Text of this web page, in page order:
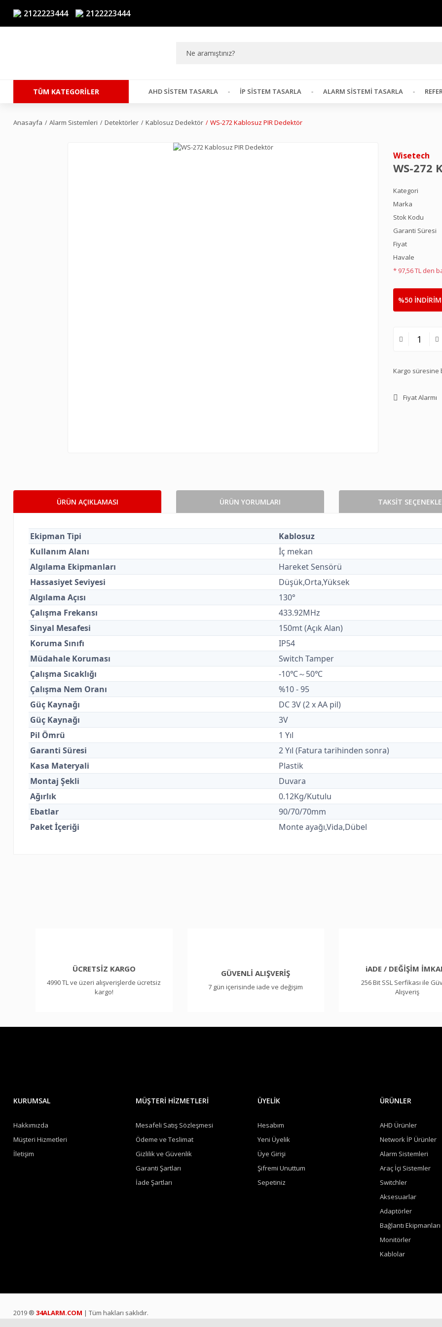
2122223444 2122223444
TÜM KATEGORİLER AHD SISTEM TASARLA İP SISTEM TASARLA ALARM SISTEMI TASARLA
Anasayfa Alarm Sistemleri Detektörler Kablosuz Dedektör WS-272 Kablosuz PIR Dedektör
Wisetech
WS-272
Kategori
Marka
Stok Kodu
Garanti Süresi
Fiyat
Havale
* 97,56 TL den
%50 İNDİRİM
Kargo süresine
Fiyat Alarmı
ÜRÜN AÇIKLAMASI ÜRÜN YORUMLARI TAKSİT
Ekipman Tipi
Kablosuz
Kullanım Alanı
İç mekan
Algılama Ekipmanları
Hareket Sensörü
Hassasiyet Seviyesi
Düşük,Orta,Yüksek
Algılama Açısı
130°
Çalışma Frekansı
433.92MHz
Sinyal Mesafesi
150mt (Açık Alan)
Koruma Sınıfı
IP54
Müdahale Koruması
Switch Tamper
Çalışma Sıcaklığı
-10℃～50℃
Çalışma Nem Oranı
%10 - 95
Güç Kaynağı
DC 3V (2 x AA pil)
Güç Kaynağı
3V
Pil Ömrü
1 Yıl
Garanti Süresi
2 Yıl (Fatura tarihinden sonra)
Kasa Materyali
Plastik
Montaj Şekli
Duvara
Ağırlık
0.12Kg/Kutulu
Ebatlar
90/70/70mm
Paket İçeriği
Monte ayağı,Vida,Dübel
Bu ürüne benzer farklı alternatifler olmalı.
Gönder
ÜCRETSİZ KARGO
4990 TL ve üzeri alışverişlerde ücretsiz
kargo!
GÜVENLİ ALIŞVERİŞ
7 gün içerisinde iade ve değişim
iADE / DEĞİŞİM
256 Bit SSL Serfikası ile
Alışveriş
KURUMSAL
Hakkımızda
Müşteri Hizmetleri
İletişim
MÜŞTERİ HİZMETLERİ
Mesafeli Satış Sözleşmesi
Ödeme ve Teslimat
Gizlilik ve Güvenlik
Garanti Şartları
İade Şartları
ÜYELİK
Hesabım
Yeni Üyelik
Üye Girişi
Şifremi Unuttum
Sepetiniz
ÜRÜNLER
AHD Ürünler
Network İP Ürünler
Alarm Sistemleri
Araç İçi Sistemler
Switchler
Aksesuarlar
Adaptörler
Bağlantı Ekipmanları
Monitörler
Kablolar
2019 ® 34ALARM.COM | Tüm hakları saklıdır.